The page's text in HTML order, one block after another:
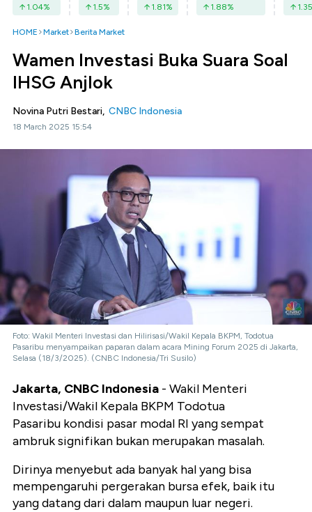
1.04% 1.5% 1.81% 1.88% 1.35
HOME Market Berita Market
Wamen Investasi Buka Suara Soal
IHSG Anjlok
Novina Putri Bestari, CNBC Indonesia
18 March 2025 15:54
Foto: Wakil Menteri Investasi dan Hilirisasi/Wakil Kepala BKPM, Todotua
Pasaribu menyampaikan paparan dalam acara Mining Forum 2025 di Jakarta,
Selasa (18/3/2025). (CNBC Indonesia/Tri Susilo)
Jakarta, CNBC Indonesia - Wakil Menteri
Investasi/Wakil Kepala BKPM Todotua
Pasaribu kondisi pasar modal RI yang sempat
ambruk signifikan bukan merupakan masalah.
Dirinya menyebut ada banyak hal yang bisa
mempengaruhi pergerakan bursa efek, baik itu
yang datang dari dalam maupun luar negeri.